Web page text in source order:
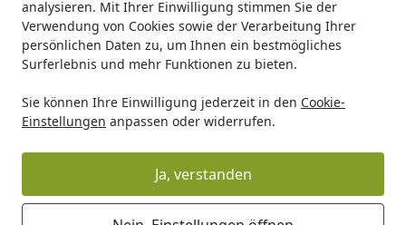
analysieren. Mit Ihrer Einwilligung stimmen Sie der
Verwendung von Cookies sowie der Verarbeitung Ihrer
persönlichen Daten zu, um Ihnen ein bestmögliches
Surferlebnis und mehr Funktionen zu bieten.
Sie können Ihre Einwilligung jederzeit in den Cookie-
Einstellungen anpassen oder widerrufen.
Ja, verstanden
cm